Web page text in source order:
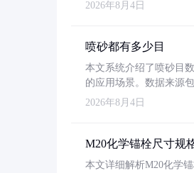
2026年8月4日
喷砂都有多少目
本文系统介绍了喷砂目
的应用场景。数据来源
2026年8月4日
M20化学锚栓尺寸规
本文详细解析M20化学